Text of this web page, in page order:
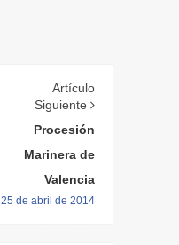
Artículo
Siguiente
Procesión
Marinera de
Valencia
25 de abril de 2014